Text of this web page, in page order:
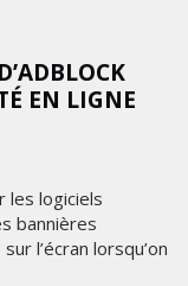
EN LIGNE
les logiciels
bannières
l’écran lorsqu’on